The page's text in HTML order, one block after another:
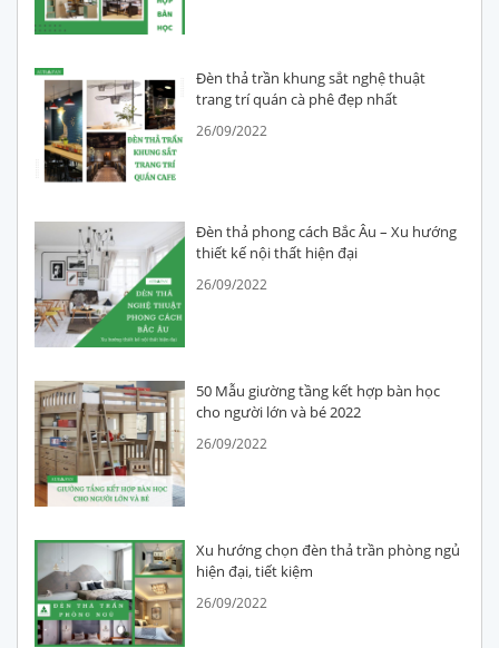
Đèn thả trần khung sắt nghệ thuật
trang trí quán cà phê đẹp nhất
26/09/2022
Đèn thả phong cách Bắc Âu – Xu hướng
thiết kế nội thất hiện đại
26/09/2022
50 Mẫu giường tầng kết hợp bàn học
cho người lớn và bé 2022
26/09/2022
Xu hướng chọn đèn thả trần phòng ngủ
hiện đại, tiết kiệm
26/09/2022